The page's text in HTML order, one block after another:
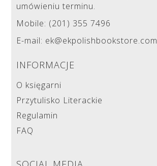
umówieniu terminu.
Mobile: (201) 355 7496
E-mail: ek@ekpolishbookstore.com
INFORMACJE
O księgarni
Przytulisko Literackie
Regulamin
FAQ